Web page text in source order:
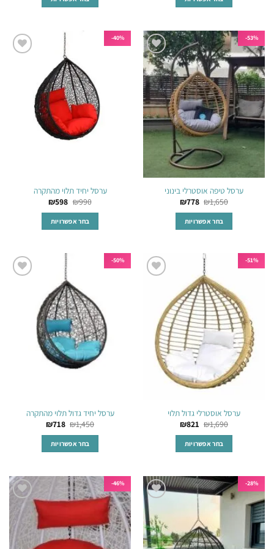
יש
מספר
סוגים.
ניתן
לבחור
את
האפשרויות
בעמוד
המוצר
יש
מספר
סוגים.
ניתן
לבחור
את
האפשרויות
בעמוד
המוצר
53%-
הוסף
לרשימת
המשאלות
ערסל טיפה אוסטרלי בינוני
₪1,650
₪778
בחר אפשרויות
יש
מספר
סוגים.
ניתן
לבחור
את
האפשרויות
בעמוד
המוצר
40%-
ערסל יחיד תלוי מהתקרה
₪990
₪598
בחר אפשרויות
יש
מספר
סוגים.
ניתן
לבחור
את
האפשרויות
בעמוד
המוצר
51%-
המשאלות
ערסל אוסטרלי גדול תלוי
₪1,690
₪821
בחר אפשרויות
יש
מספר
סוגים.
ניתן
לבחור
50%-
ערסל יחיד גדול תלוי מהתקרה
₪1,450
₪718
בחר אפשרויות
יש
מספר
ניתן
לבחור
28%-
לרשימת
המשאלות
46%-
הוסף
לרשימת
המשאלות